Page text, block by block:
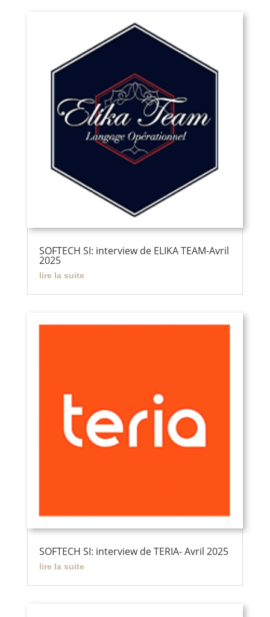
SOFTECH SI: interview de ELIKA TEAM-Avril
2025
lire la suite
SOFTECH SI: interview de TERIA- Avril 2025
lire la suite